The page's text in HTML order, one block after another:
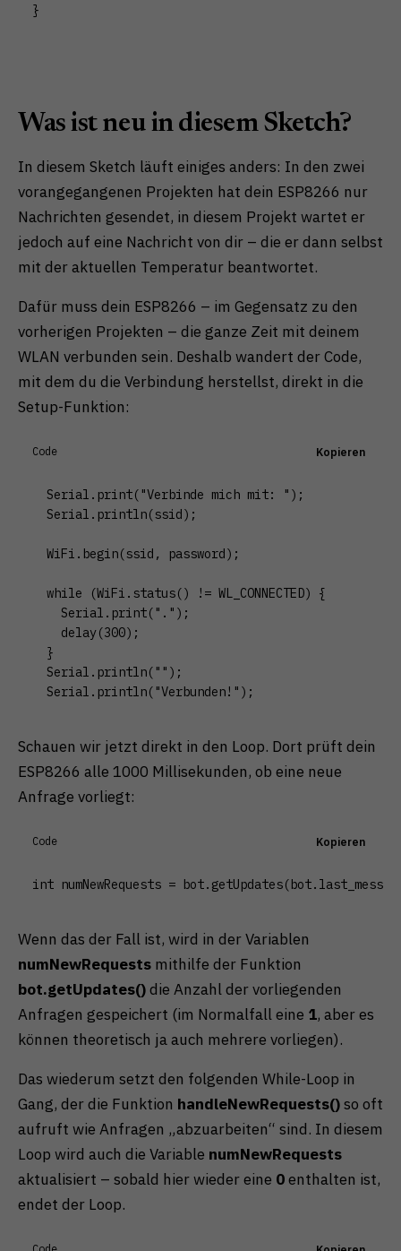
}
Was ist neu in diesem Sketch?
In diesem Sketch läuft einiges anders: In den zwei
vorangegangenen Projekten hat dein ESP8266 nur
Nachrichten gesendet, in diesem Projekt wartet er
jedoch auf eine Nachricht von dir – die er dann selbst
mit der aktuellen Temperatur beantwortet.
Dafür muss dein ESP8266 – im Gegensatz zu den
vorherigen Projekten – die ganze Zeit mit deinem
WLAN verbunden sein. Deshalb wandert der Code,
mit dem du die Verbindung herstellst, direkt in die
Setup-Funktion:
Code Kopieren
  Serial.print("Verbinde mich mit: ");
  Serial.println(ssid);
  WiFi.begin(ssid, password);
  while (WiFi.status() != WL_CONNECTED) {
    Serial.print(".");
    delay(300);
  }
  Serial.println("");
  Serial.println("Verbunden!");
Schauen wir jetzt direkt in den Loop. Dort prüft dein
ESP8266 alle 1000 Millisekunden, ob eine neue
Anfrage vorliegt:
Code Kopieren
int numNewRequests =
Wenn das der Fall ist, wird in der Variablen
numNewRequests mithilfe der Funktion
bot.getUpdates()die Anzahl der vorliegenden
Anfragen gespeichert (im Normalfall eine 1, aber es
können theoretisch ja auch mehrere vorliegen).
Das wiederum setzt den folgenden While-Loop in
Gang, der die Funktion handleNewRequests()so oft
aufruft wie Anfragen „abzuarbeiten“ sind. In diesem
Loop wird auch die Variable numNewRequests
aktualisiert – sobald hier wieder eine 0enthalten ist,
endet der Loop.